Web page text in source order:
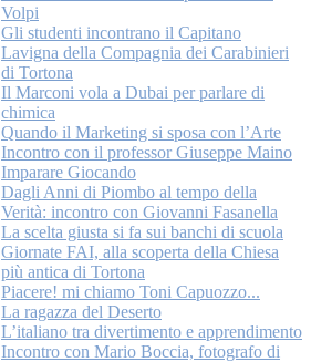
Volpi
Gli studenti incontrano il Capitano
Lavigna della Compagnia dei Carabinieri
di Tortona
Il Marconi vola a Dubai per parlare di
chimica
Quando il Marketing si sposa con l’Arte
Incontro con il professor Giuseppe Maino
Imparare Giocando
Dagli Anni di Piombo al tempo della
Verità: incontro con Giovanni Fasanella
La scelta giusta si fa sui banchi di scuola
Giornate FAI, alla scoperta della Chiesa
più antica di Tortona
Piacere! mi chiamo Toni Capuozzo...
La ragazza del Deserto
L’italiano tra divertimento e apprendimento
Incontro con Mario Boccia, fotografo di